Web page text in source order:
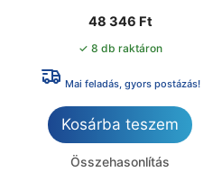
48 346 Ft
✓ 8 db raktáron
Mai feladás, gyors postázás!
Kosárba teszem
Összehasonlítás